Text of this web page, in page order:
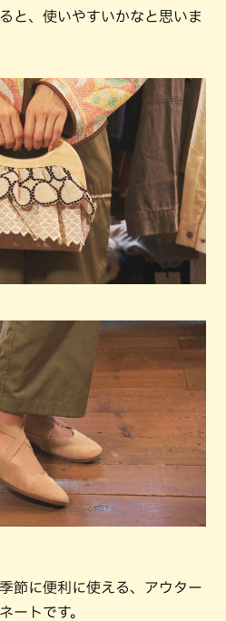
と、使いやすいかなと思いま
節に便利に使える、アウター
ートです。